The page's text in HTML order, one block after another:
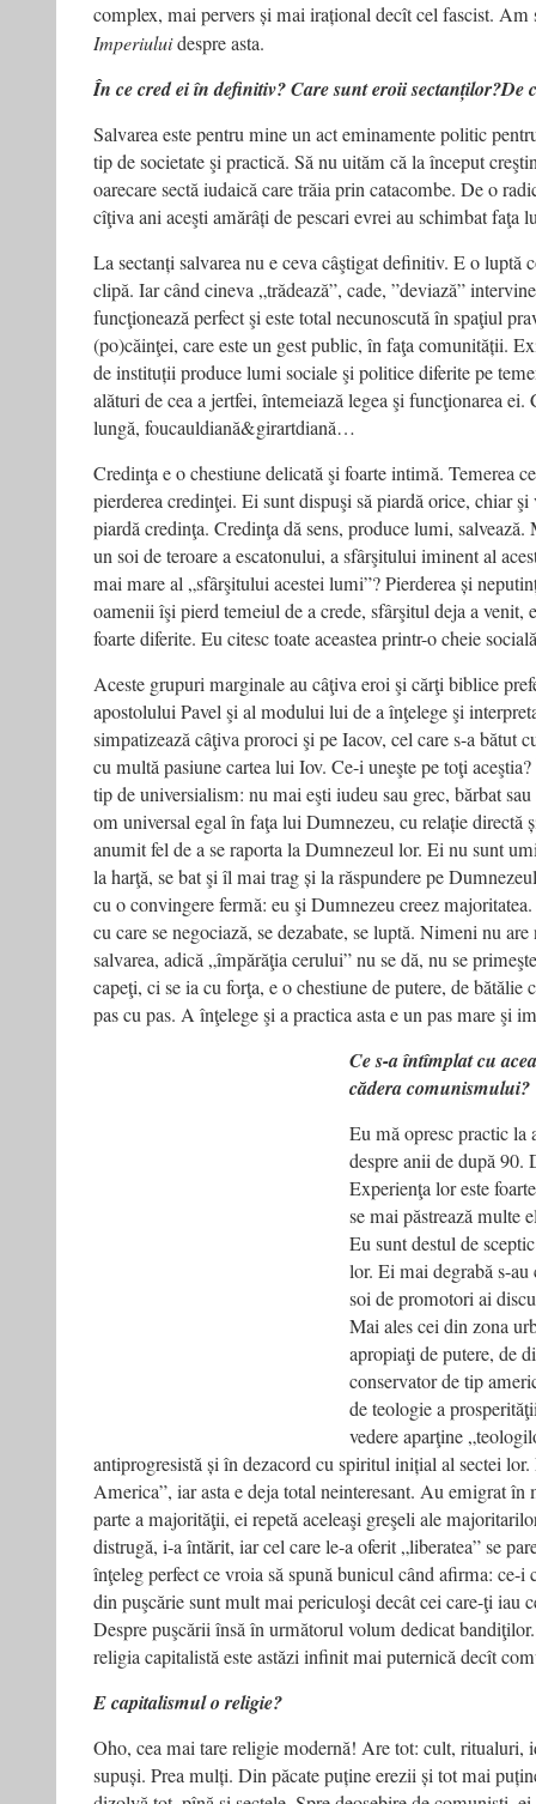
complex, mai pervers și mai irațional decît cel fascist.
Imperiuluidespre asta.
În ce cred ei în definitiv? Care sunt eroii sectanților?De
Salvarea este pentru mine un act eminamente politic
tip de societate şi practică. Să nu uităm că la început
oarecare sectă iudaică care trăia prin catacombe. De o
cîţiva ani aceşti amărâți de pescari evrei au schimbat faţa
La sectanți salvarea nu e ceva câştigat definitiv. E o luptă
clipă. Iar când cineva „trădează”, cade, ”deviază”
funcţionează perfect şi este total necunoscută în spaţiul
(po)căinţei, care este un gest public, în faţa comunității.
de instituții produce lumi sociale şi politice diferite pe
alături de cea a jertfei, întemeiază legea şi funcţionarea ei.
lungă, foucauldiană&girartdiană…
Credinţa e o chestiune delicată şi foarte intimă. Temerea
pierderea credinţei. Ei sunt dispuşi să piardă orice, chiar şi
piardă credinţa. Credinţa dă sens, produce lumi, salvează.
un soi de teroare a escatonului, a sfârşitului iminent al
mai mare al „sfârşitului acestei lumi”? Pierderea și
oamenii îşi pierd temeiul de a crede, sfârşitul deja a venit,
foarte diferite. Eu citesc toate aceastea printr-o cheie
Aceste grupuri marginale au câţiva eroi şi cărţi biblice
apostolului Pavel şi al modului lui de a înţelege şi
simpatizează câţiva proroci şi pe Iacov, cel care s-a bătut
cu multă pasiune cartea lui Iov. Ce-i uneşte pe toţi
tip de universialism: nu mai eşti iudeu sau grec, bărbat
om universal egal în faţa lui Dumnezeu, cu relație directă
anumit fel de a se raporta la Dumnezeul lor. Ei nu sunt
la harţă, se bat şi îl mai trag și la răspundere pe
cu o convingere fermă: eu şi Dumnezeu creez
cu care se negociază, se dezabate, se luptă. Nimeni nu
salvarea, adică „împărăţia cerului” nu se dă, nu se
capeţi, ci se ia cu forţa, e o chestiune de putere, de bătălie
pas cu pas. A înţelege şi a practica asta e un pas mare şi
Ce s-a întîmplat cu
cădera comunismului?
Eu mă opresc practic
despre anii de după 90.
Experienţa lor este
se mai păstrează multe
Eu sunt destul de
lor. Ei mai degrabă s-
soi de promotori ai
Mai ales cei din zona
apropiaţi de putere, de
conservator de tip
de teologie a
vedere aparţine
antiprogresistă și în dezacord cu spiritul inițial al sectei
America”, iar asta e deja total neinteresant. Au emigrat
parte a majorităţii, ei repetă aceleaşi greşeli ale
distrugă, i-a întărit, iar cel care le-a oferit „liberatea” se
înţeleg perfect ce vroia să spună bunicul când afirma: ce-i
din puşcărie sunt mult mai periculoşi decât cei care-ţi iau
Despre puşcării însă în următorul volum dedicat
religia capitalistă este astăzi infinit mai puternică decît
E capitalismul o religie?
Oho, cea mai tare religie modernă! Are tot: cult, ritualuri,
supuși. Prea mulți. Din păcate puține erezii și tot mai